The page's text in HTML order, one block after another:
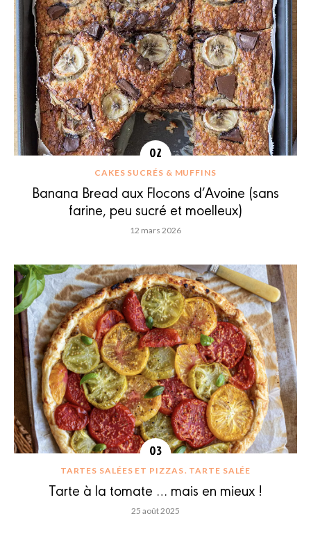
CAKES SUCRÉS & MUFFINS
Banana Bread aux Flocons d’Avoine (sans
farine, peu sucré et moelleux)
12 mars 2026
TARTES SALÉES ET PIZZAS TARTE SALÉE
Tarte à la tomate … mais en mieux !
25 août 2025